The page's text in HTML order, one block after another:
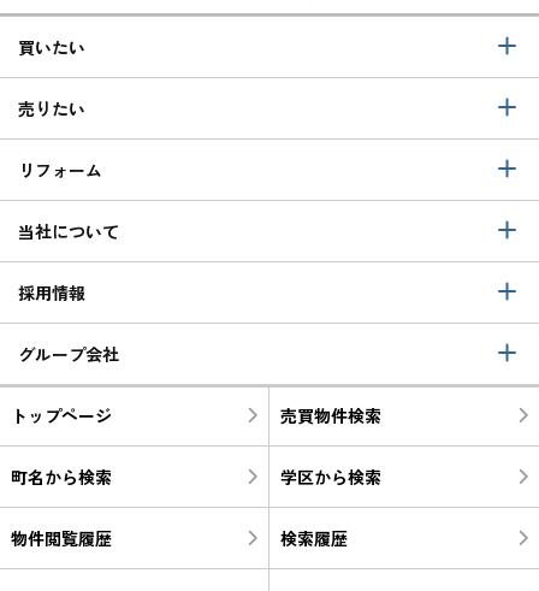
買いたい
売りたい
リフォーム
当社について
採用情報
グループ会社
トップページ 売買物件検索
町名から検索 学区から検索
物件閲覧履歴 検索履歴